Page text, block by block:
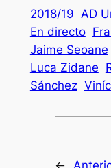
2018/19 AD
En directo
Jaime Seoane
Luca Zidane
Sánchez